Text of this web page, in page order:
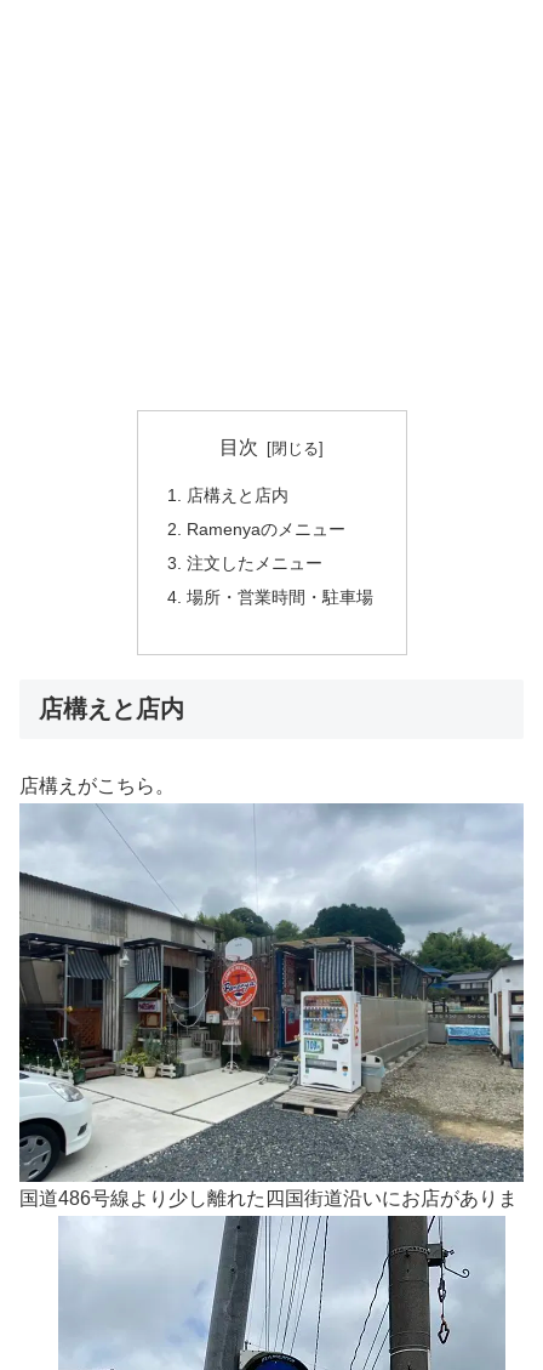
目次
店構えと店内
Ramenyaのメニュー
注文したメニュー
場所・営業時間・駐車場
店構えと店内
店構えがこちら。
国道486号線より少し離れた四国街道沿いにお店がありま